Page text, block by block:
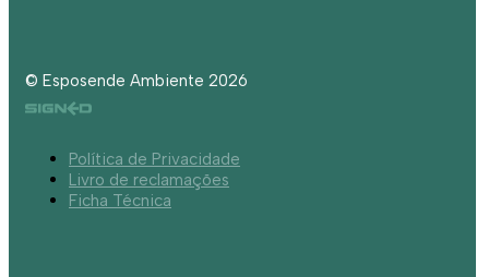
© Esposende Ambiente 2026
Política de Privacidade
Livro de reclamações
Ficha Técnica